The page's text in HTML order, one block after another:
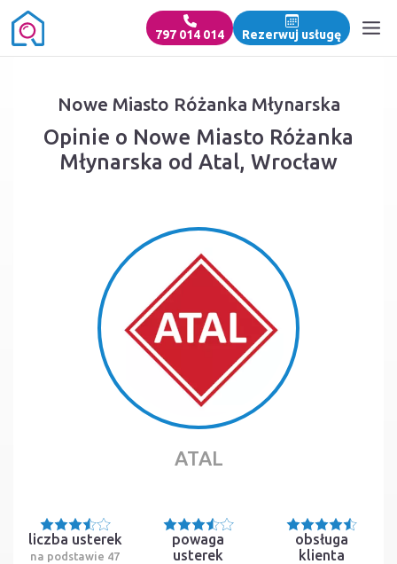
797 014 014 Rezerwuj usługę
Nowe Miasto Różanka Młynarska
Opinie o Nowe Miasto Różanka
Młynarska od Atal, Wrocław
ATAL
liczba usterek
na podstawie 47
powaga
usterek
obsługa
klienta